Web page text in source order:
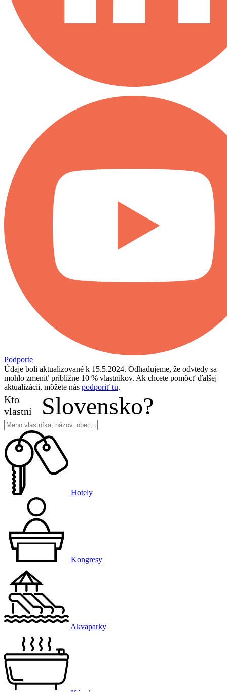
Podporte
Údaje boli aktualizované k 15.5.2024. Odhadujeme, že odvtedy sa
mohlo zmeniť približne 10 % vlastníkov. Ak chcete pomôcť ďalšej
aktualizácii, môžete nás podporiť tu.
Kto
vlastní
Slovensko?
Hotely
Kongresy
Akvaparky